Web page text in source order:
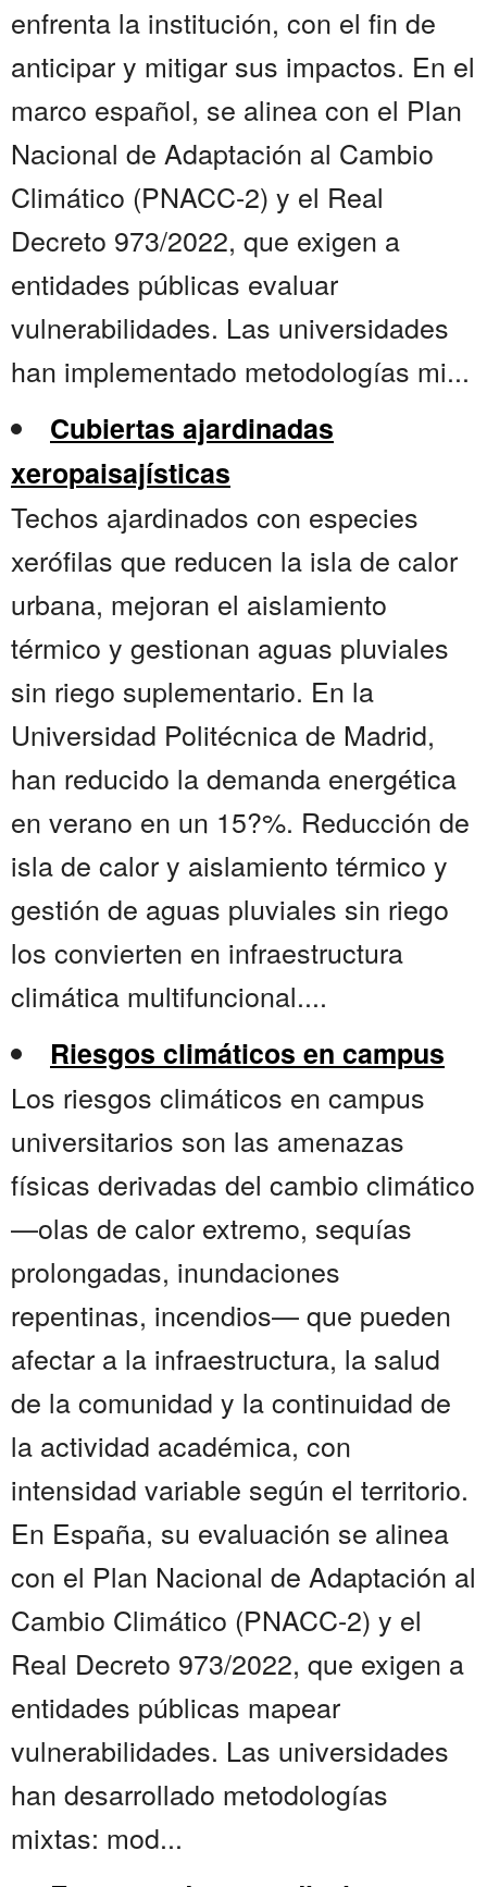
enfrenta la institución, con el fin de
anticipar y mitigar sus impactos. En el
marco español, se alinea con el Plan
Nacional de Adaptación al Cambio
Climático (PNACC-2) y el Real
Decreto 973/2022, que exigen a
entidades públicas evaluar
vulnerabilidades. Las universidades
han implementado metodologías mi...
Cubiertas ajardinadas
xeropaisajísticas
Techos ajardinados con especies
xerófilas que reducen la isla de calor
urbana, mejoran el aislamiento
térmico y gestionan aguas pluviales
sin riego suplementario. En la
Universidad Politécnica de Madrid,
han reducido la demanda energética
en verano en un 15?%. Reducción de
isla de calor y aislamiento térmico y
gestión de aguas pluviales sin riego
los convierten en infraestructura
climática multifuncional....
Riesgos climáticos en campus
Los riesgos climáticos en campus
universitarios son las amenazas
físicas derivadas del cambio climático
—olas de calor extremo, sequías
prolongadas, inundaciones
repentinas, incendios— que pueden
afectar a la infraestructura, la salud
de la comunidad y la continuidad de
la actividad académica, con
intensidad variable según el territorio.
En España, su evaluación se alinea
con el Plan Nacional de Adaptación al
Cambio Climático (PNACC-2) y el
Real Decreto 973/2022, que exigen a
entidades públicas mapear
vulnerabilidades. Las universidades
han desarrollado metodologías
mixtas: mod...